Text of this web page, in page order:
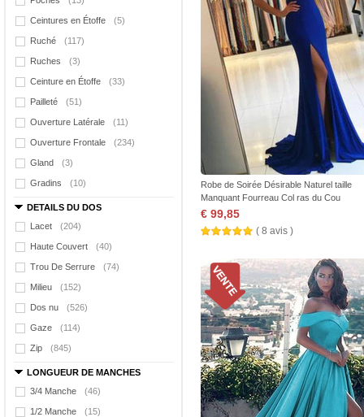
Ceintures en Étoffe (5)
Ruché (117)
Ruches (3)
Ceinture en Étoffe (33)
Pailleté (51)
Ouverture Latérale (11)
Ouverture Frontale (234)
Gland (3)
Gradins (10)
DETAILS DU DOS
Lacet
(204)
Haute Couvert (40)
Trou De Serrure (74)
Milieu (152)
Dos nu (526)
Gaze (114)
Zip (845)
LONGUEUR DE MANCHES
3/4 Manche
(46)
1/2 Manche (15)
Robe de Soirée Désirable Naturel taille
Manquant Fourreau Col ras du Cou
€ 99,85
( 8 avis )